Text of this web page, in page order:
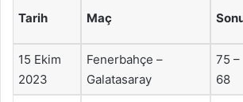
Tarih Maç
15 Ekim
2023
Fenerbahçe –
Galatasaray
75 –
68